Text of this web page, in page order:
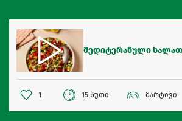
მედიტერანული
1 15 წუთი მარტივი